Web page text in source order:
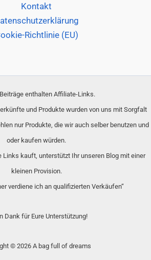
Kontakt
Richtlinie (EU)
enthalten Affiliate-Links.
und Produkte wurden von uns mit Sorgfalt
nur Produkte, die wir auch selber benutzen und
oder kaufen würden.
Links kauft, unterstützt Ihr unseren Blog mit einer
kleinen Provision.
verdiene ich an qualifizierten Verkäufen“
Dank für Eure Unterstützung!
© 2026 A bag full of dreams